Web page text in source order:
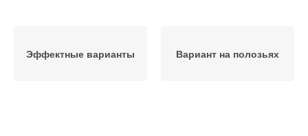
Эффектные варианты Вариант на полозьях